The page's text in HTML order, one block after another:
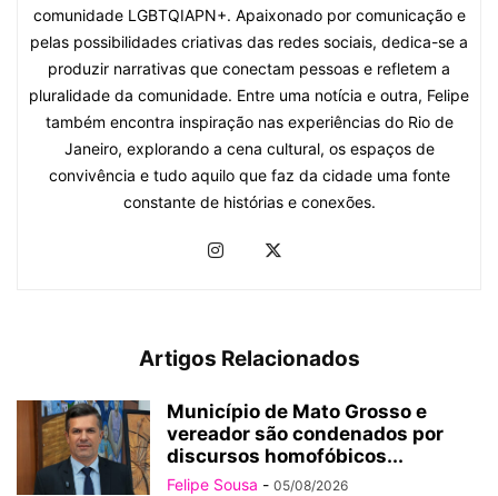
comunidade LGBTQIAPN+. Apaixonado por comunicação e
pelas possibilidades criativas das redes sociais, dedica-se a
produzir narrativas que conectam pessoas e refletem a
pluralidade da comunidade. Entre uma notícia e outra, Felipe
também encontra inspiração nas experiências do Rio de
Janeiro, explorando a cena cultural, os espaços de
convivência e tudo aquilo que faz da cidade uma fonte
constante de histórias e conexões.
Artigos Relacionados
Município de Mato Grosso e
vereador são condenados por
discursos homofóbicos...
Felipe Sousa - 05/08/2026